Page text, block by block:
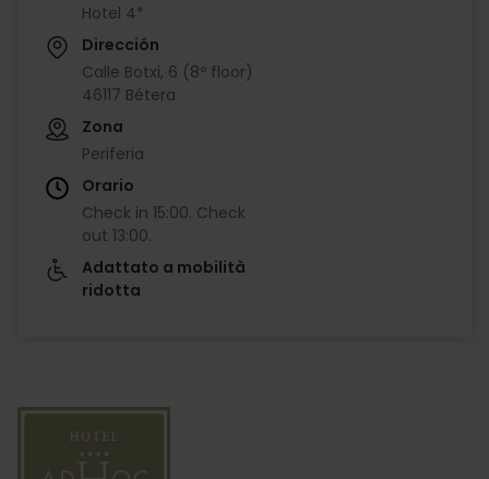
Hotel 4*
Dirección
Calle Botxi, 6 (8º floor)
46117 Bétera
Zona
Periferia
Orario
Check in 15:00. Check
out 13:00.
Adattato a mobilità
ridotta
Imagen